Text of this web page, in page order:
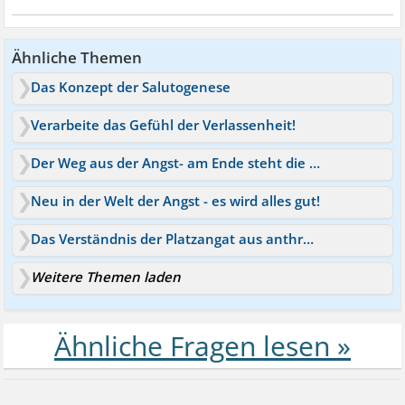
Ähnliche Themen
Das Konzept der Salutogenese
Verarbeite das Gefühl der Verlassenheit!
Der Weg aus der Angst- am Ende steht die Freiheit
Neu in der Welt der Angst - es wird alles gut!
Das Verständnis der Platzangat aus anthroposophischer Sicht
Weitere Themen laden